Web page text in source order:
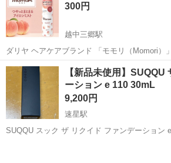
とまとまる ...
300円
越中三郷駅
ダリヤ ヘアケアブランド 「モモリ（Momori）
アイロンミスト」 150ml から5プッシュだけ使用 このシリーズのヘ
オイルを使ってて､ミストも使ってみようと今
が､自分はヘア...
富山 中新川郡 越中三郷駅
【新品未使用】SUQQU
ーション e 110 30mL
9,200円
速星駅
SUQQU スック ザ リクイド ファンデーション